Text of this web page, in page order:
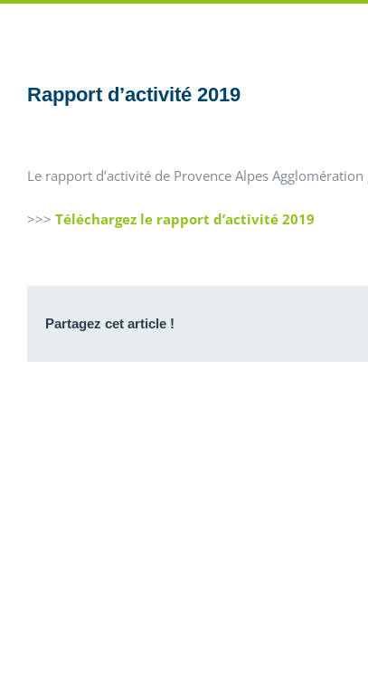
Rapport d’activité 2019
Le rapport d’activité de Provence Alpes
>>> Téléchargez le rapport d’activité 2019
Partagez cet article !